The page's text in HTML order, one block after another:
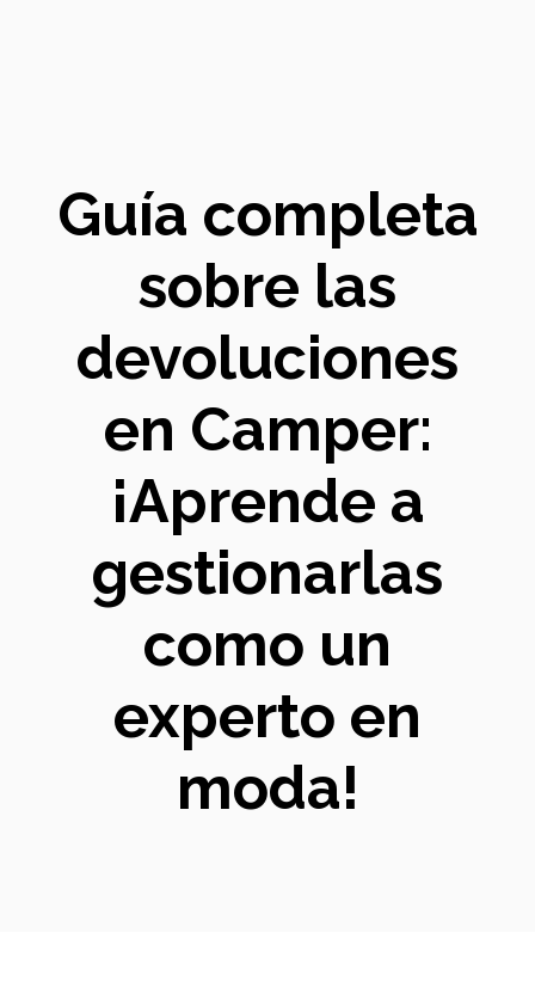
Guía completa
sobre las
devoluciones
en Camper:
¡Aprende a
gestionarlas
como un
experto en
moda!